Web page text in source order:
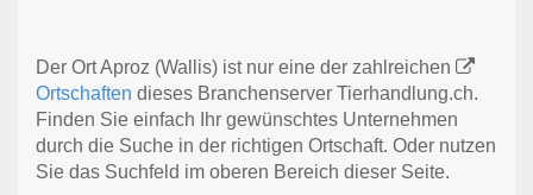
Der Ort Aproz (Wallis) ist nur eine der zahlreichen
Ortschaften dieses Branchenserver Tierhandlung.ch.
Finden Sie einfach Ihr gewünschtes Unternehmen
durch die Suche in der richtigen Ortschaft. Oder nutzen
Sie das Suchfeld im oberen Bereich dieser Seite.